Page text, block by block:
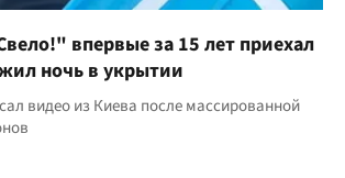
впервые за 15 лет приехал
ночь в укрытии
видео из Киева после массированной